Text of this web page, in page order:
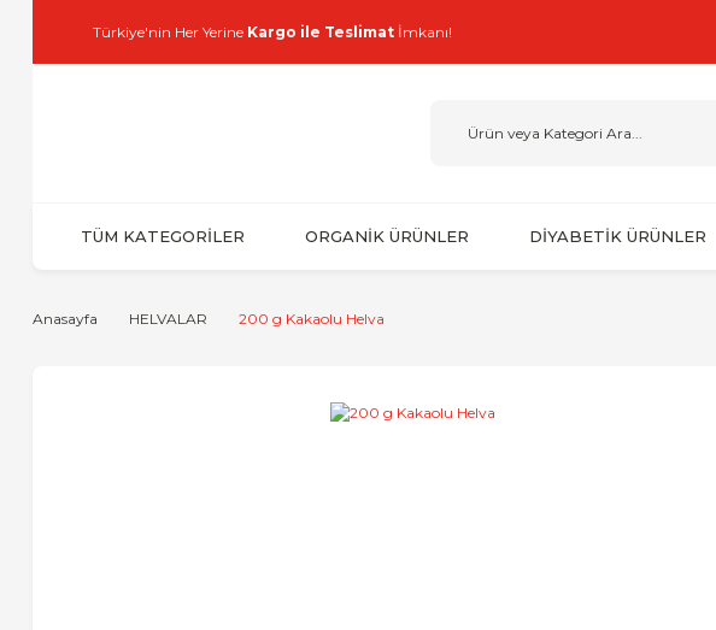
Türkiye'nin Her Yerine Kargo ile Teslimat İmkanı!
TÜM KATEGORİLER ORGANİK ÜRÜNLER DİYABETİK ÜRÜNLER
Anasayfa HELVALAR 200 g Kakaolu Helva